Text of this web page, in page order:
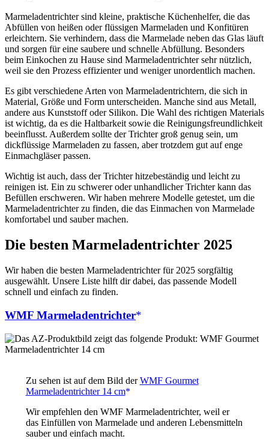
Marmeladentrichter sind kleine, praktische Küchenhelfer, die das
Abfüllen von heißen oder flüssigen Marmeladen und Konfitüren
erleichtern. Sie verhindern, dass die Marmelade neben das Glas läuft
und sorgen für eine saubere und schnelle Abfüllung. Besonders
beim Einkochen zu Hause sind Marmeladentrichter sehr nützlich,
weil sie den Prozess effizienter und weniger unordentlich machen.
Es gibt verschiedene Arten von Marmeladentrichtern, die sich in
Material, Größe und Form unterscheiden. Manche sind aus Metall,
andere aus Kunststoff oder Silikon. Die Wahl des richtigen Materials
ist wichtig, da es die Haltbarkeit sowie die Reinigungsfreundlichkeit
beeinflusst. Außerdem sollte der Trichter groß genug sein, um
dickflüssige Marmeladen zu fassen, aber trotzdem gut auf enge
Einmachgläser passen.
Wichtig ist auch, dass der Trichter hitzebeständig und leicht zu
reinigen ist. Ein zu schwerer oder unhandlicher Trichter kann das
Befüllen erschweren. Wir haben mehrere Modelle getestet, um die
Marmeladentrichter zu finden, die das Einmachen von Marmelade
komfortabel und sauber machen.
Die besten Marmeladentrichter 2025
Wir haben die besten Marmeladentrichter für 2025 sorgfältig
ausgewählt. Unsere Liste hilft dir dabei, das passende Modell
schnell und einfach zu finden.
WMF Marmeladentrichter
Zu sehen ist auf dem Bild derWMF Gourmet
Marmeladentrichter 14 cm
Wir empfehlen den WMF Marmeladentrichter, weil er
das Einfüllen von Marmelade und anderen Lebensmitteln
sauber und einfach macht.